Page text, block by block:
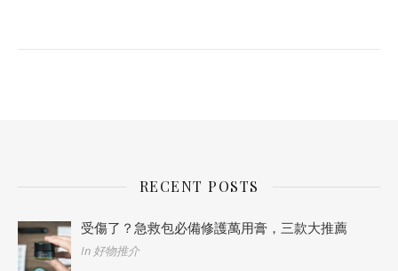
RECENT POSTS
受傷了？急救包必備修護萬用膏，三款大推薦
In 好物推介